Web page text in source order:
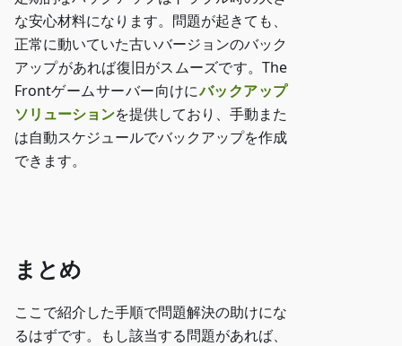
な安心材料になります。問題が起きても、
正常に動いていた古いバージョンのバック
アップがあれば復旧がスムーズです。The
Frontゲームサーバー向けにバックアップ
ソリューションを提供しており、手動また
は自動スケジュールでバックアップを作成
できます。
まとめ
ここで紹介した手順で問題解決の助けにな
るはずです。もし該当する問題があれば、